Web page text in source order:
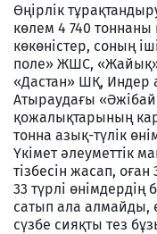
Өңірлік
көлем 4 740
көкөністер, соның
поле» ЖШС,
«Дастан» ШҚ, Индер
Атыраудағы
қожалықтарының
тонна азық-түлік
Үкімет әлеуметтік
тізбесін жасап, оған
33 түрлі
сатып ала алмайды,
сүзбе сияқты тез